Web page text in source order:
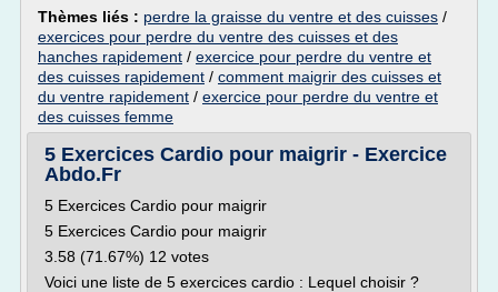
Thèmes liés : perdre la graisse du ventre et des cuisses /
exercices pour perdre du ventre des cuisses et des
hanches rapidement / exercice pour perdre du ventre et
des cuisses rapidement / comment maigrir des cuisses et
du ventre rapidement / exercice pour perdre du ventre et
des cuisses femme
5 Exercices Cardio pour maigrir - Exercice
Abdo.Fr
5 Exercices Cardio pour maigrir
5 Exercices Cardio pour maigrir
3.58 (71.67%) 12 votes
Voici une liste de 5 exercices cardio : Lequel choisir ?